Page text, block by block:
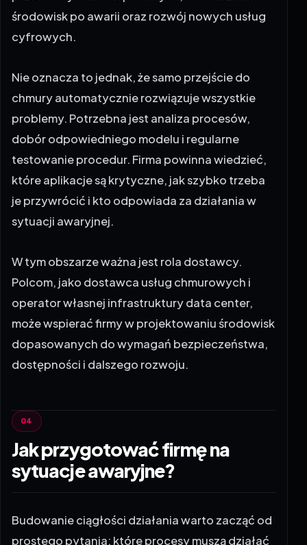
cyfrowych.
chmury automatycznie rozwiązuje wszystkie
dobór odpowiedniego modelu i regularne
testowanie procedur. Firma powinna wiedzieć,
które aplikacje są krytyczne, jak szybko trzeba
je przywrócić i kto odpowiada za działania w
sytuacji awaryjnej.
Polcom, jako dostawca usług chmurowych i
operator własnej infrastruktury data center,
może wspierać firmy w projektowaniu środowisk
dopasowanych do wymagań bezpieczeństwa,
dostępności i dalszego rozwoju.
Jak przygotować firmę na
sytuacje awaryjne?
prostego pytania: które procesy muszą działać
zawsze, a które mogą zostać czasowo